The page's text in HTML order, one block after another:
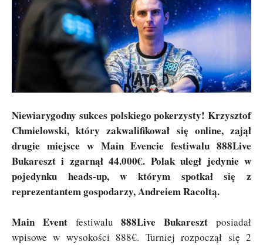
Niewiarygodny sukces polskiego pokerzysty! Krzysztof
Chmielowski, który zakwalifikował się online, zajął
drugie miejsce w Main Evencie festiwalu 888Live
Bukareszt i zgarnął 44.000€. Polak uległ jedynie w
pojedynku heads-up, w którym spotkał się z
reprezentantem gospodarzy, Andreiem Racoltą.
Main Eventfestiwalu888Live Bukareszt posiadał
wpisowe w wysokości 888€. Turniej rozpoczął się 2